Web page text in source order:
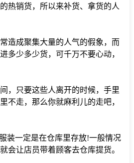
热销货，所以来补货、拿货的人
造成聚集大量的人气的假象，而
多少多少货，可千万不要心动，
，只要这些人离开的时候，手里
不走，那么你就麻利儿的走吧，
装一定是在仓库里存放!一般情况
会让店员带着顾客去仓库提货。